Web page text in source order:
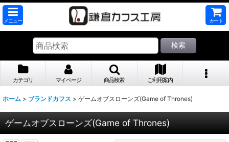
メニュー カート
検索
カテゴリ マイページ 商品検索 ご利用案内
ホーム > ブランドカフス > ゲームオブスローンズ(Game of Thrones)
ゲームオブスローンズ(Game of Thrones)